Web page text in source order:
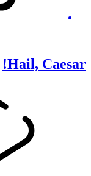
Hail, Caesar!